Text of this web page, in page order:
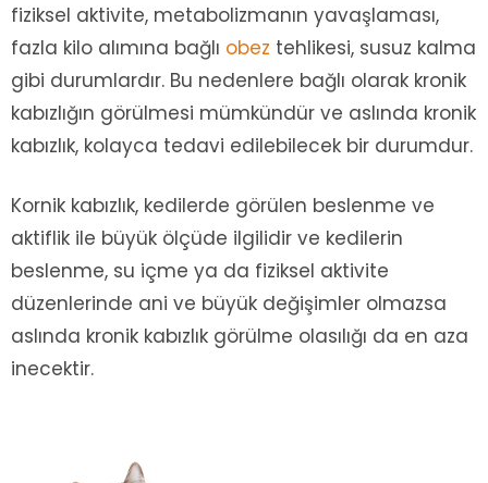
fiziksel aktivite, metabolizmanın yavaşlaması,
fazla kilo alımına bağlı obez tehlikesi, susuz kalma
gibi durumlardır. Bu nedenlere bağlı olarak kronik
kabızlığın görülmesi mümkündür ve aslında kronik
kabızlık, kolayca tedavi edilebilecek bir durumdur.
Kornik kabızlık, kedilerde görülen beslenme ve
aktiflik ile büyük ölçüde ilgilidir ve kedilerin
beslenme, su içme ya da fiziksel aktivite
düzenlerinde ani ve büyük değişimler olmazsa
aslında kronik kabızlık görülme olasılığı da en aza
inecektir.